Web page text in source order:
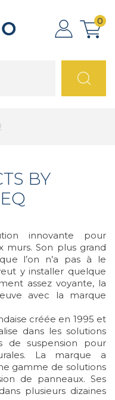
0
BY
innovante pour
murs. Son plus grand
l’on n’a pas à le
y installer quelque
assez voyante, la
avec la marque
créée en 1995 et
dans les solutions
de suspension pour
La marque a
gamme de solutions
de panneaux. Ses
plusieurs dizaines